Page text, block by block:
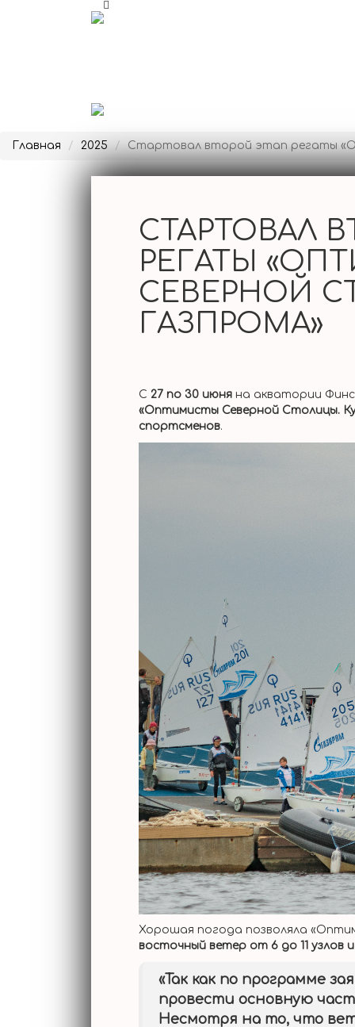
ПОЛОЖЕНИЕ
Главная 2025 Стартовал второй этап регаты
СТАРТОВАЛ
РЕГАТЫ
СЕВЕРНОЙ
ГАЗПРОМА»
С 27 по 30 июня на акватории
«Оптимисты Северной Столицы.
спортсменов.
Хорошая погода позволяла
восточный ветер от 6 до 11 узлов
«Так как по программе
провести основную
Несмотря на то, что